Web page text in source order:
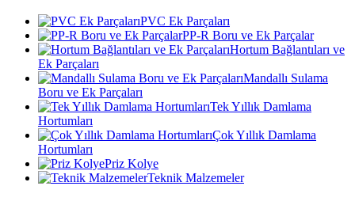
PVC Ek Parçaları
PP-R Boru ve Ek Parçalar
Hortum Bağlantıları ve
Ek Parçaları
Mandallı Sulama
Boru ve Ek Parçaları
Tek Yıllık Damlama
Hortumları
Çok Yıllık Damlama
Hortumları
Priz Kolye
Teknik Malzemeler